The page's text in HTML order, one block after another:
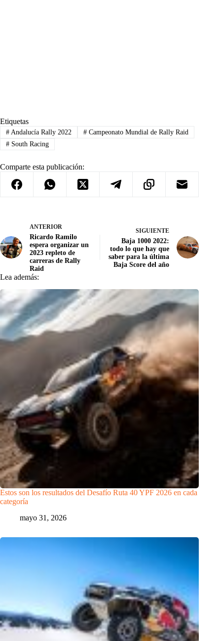
Etiquetas
#Andalucía Rally 2022 #Campeonato Mundial de Rally Raid
#South Racing
Comparte esta publicación:
ANTERIOR
Ricardo Ramilo
espera organizar un
2023 repleto de
carreras de Rally
Raid
SIGUIENTE
Baja 1000 2022:
todo lo que hay que
saber para la última
Baja Score del año
Lea además:
Estos son los resultados del Desafío Ruta 40 YPF 2026 en cada
categoría
mayo 31, 2026